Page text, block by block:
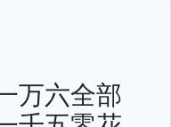
万六全部